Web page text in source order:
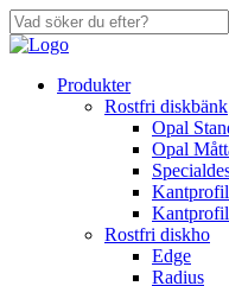
Produkter
Rostfri diskbänk
Opal
Opal
Rostfri diskho
Edge
Radius